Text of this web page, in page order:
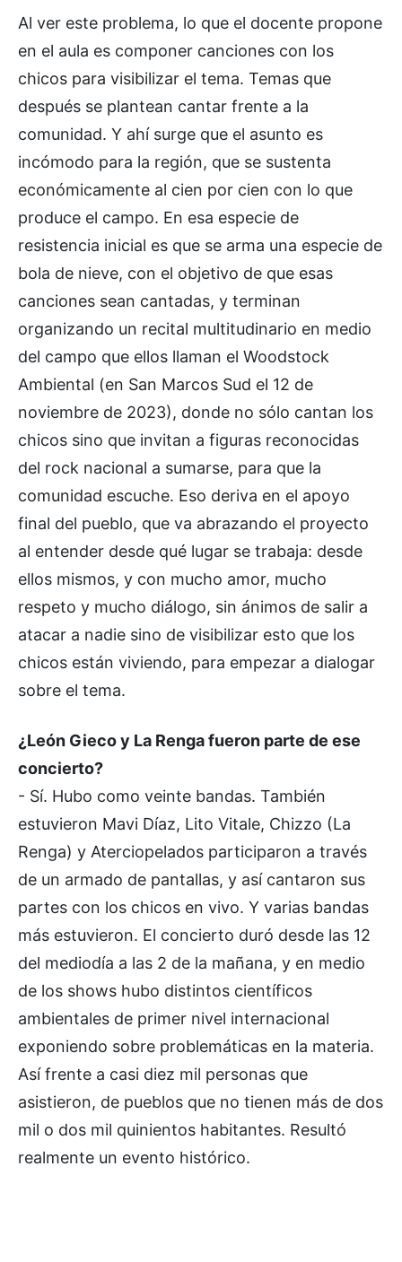
Al ver este problema, lo que el docente propone
en el aula es componer canciones con los
chicos para visibilizar el tema. Temas que
después se plantean cantar frente a la
comunidad. Y ahí surge que el asunto es
incómodo para la región, que se sustenta
económicamente al cien por cien con lo que
produce el campo. En esa especie de
resistencia inicial es que se arma una especie de
bola de nieve, con el objetivo de que esas
canciones sean cantadas, y terminan
organizando un recital multitudinario en medio
del campo que ellos llaman el Woodstock
Ambiental (en San Marcos Sud el 12 de
noviembre de 2023), donde no sólo cantan los
chicos sino que invitan a figuras reconocidas
del rock nacional a sumarse, para que la
comunidad escuche. Eso deriva en el apoyo
final del pueblo, que va abrazando el proyecto
al entender desde qué lugar se trabaja: desde
ellos mismos, y con mucho amor, mucho
respeto y mucho diálogo, sin ánimos de salir a
atacar a nadie sino de visibilizar esto que los
chicos están viviendo, para empezar a dialogar
sobre el tema.
¿León Gieco y La Renga fueron parte de ese
concierto?
- Sí. Hubo como veinte bandas. También
estuvieron Mavi Díaz, Lito Vitale, Chizzo (La
Renga) y Aterciopelados participaron a través
de un armado de pantallas, y así cantaron sus
partes con los chicos en vivo. Y varias bandas
más estuvieron. El concierto duró desde las 12
del mediodía a las 2 de la mañana, y en medio
de los shows hubo distintos científicos
ambientales de primer nivel internacional
exponiendo sobre problemáticas en la materia.
Así frente a casi diez mil personas que
asistieron, de pueblos que no tienen más de dos
mil o dos mil quinientos habitantes. Resultó
realmente un evento histórico.